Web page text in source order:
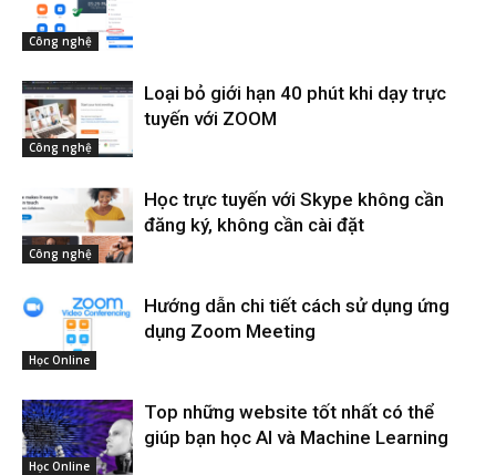
Công nghệ
Công nghệ
Loại bỏ giới hạn 40 phút khi dạy trực
tuyến với ZOOM
Công nghệ
Học trực tuyến với Skype không cần
đăng ký, không cần cài đặt
Học Online
Hướng dẫn chi tiết cách sử dụng ứng
dụng Zoom Meeting
Học Online
Top những website tốt nhất có thể
giúp bạn học AI và Machine Learning